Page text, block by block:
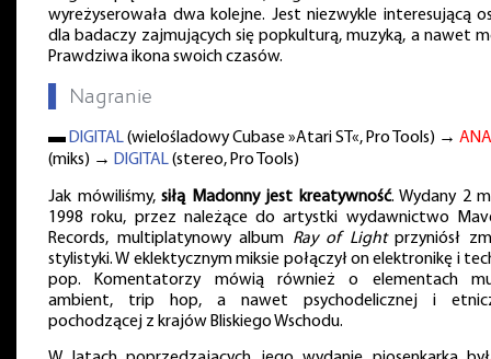
wyreżyserowała dwa kolejne. Jest niezwykle interesującą
dla badaczy zajmujących się popkulturą, muzyką, a nawet
Prawdziwa ikona swoich czasów.
Nagranie
▬ DIGITAL(wielośladowy Cubase »Atari ST«, Pro Tools) →
(miks) → DIGITAL(stereo, Pro Tools)
Jak mówiliśmy, siłą Madonny jest kreatywność. Wydany 2
1998 roku, przez należące do artystki wydawnictwo
Records, multiplatynowy album Ray of Lightprzyniósł
stylistyki. W eklektycznym miksie połączył on elektronikę i
pop. Komentatorzy mówią również o elementach
ambient, trip hop, a nawet psychodelicznej i
pochodzącej z krajów Bliskiego Wschodu.